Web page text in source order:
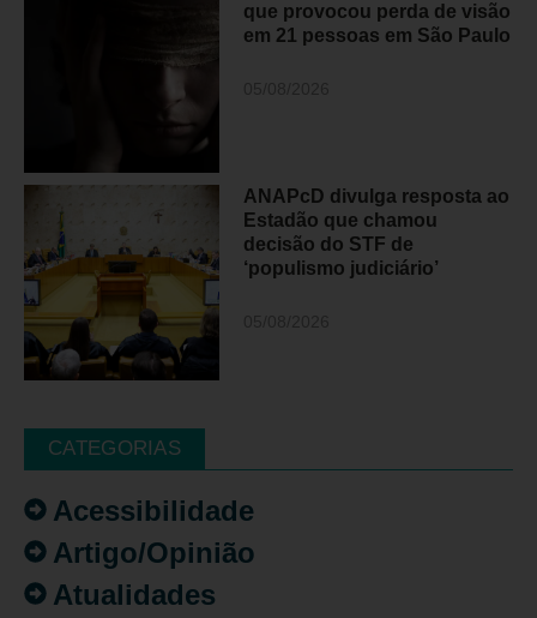
que provocou perda de visão
em 21 pessoas em São Paulo
ANAPcD divulga resposta ao
Estadão que chamou
decisão do STF de
‘populismo judiciário’
CATEGORIAS
Acessibilidade
Artigo/Opinião
Atualidades